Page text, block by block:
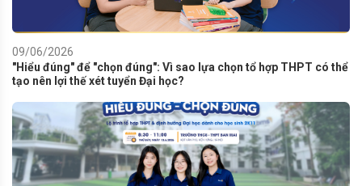
09/06/2026
"Hiểu đúng" để "chọn đúng": Vì sao lựa chọn tổ hợp THPT có thể
tạo nên lợi thế xét tuyển Đại học?